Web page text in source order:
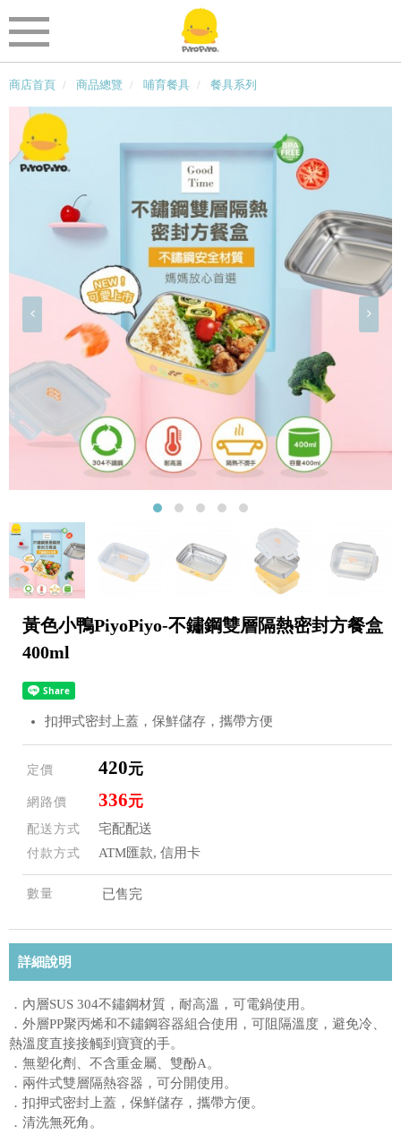
商店首頁 商品總覽 哺育餐具 餐具系列
黃色小鴨PiyoPiyo-不鏽鋼雙層隔熱密封方餐盒
400ml
扣押式密封上蓋，保鮮儲存，攜帶方便
定價 420元
網路價 336元
配送方式 宅配配送
付款方式 ATM匯款, 信用卡
數量 已售完
詳細說明
．內層SUS 304不鏽鋼材質，耐高溫，可電鍋使用。
．外層PP聚丙烯和不鏽鋼容器組合使用，可阻隔溫度，避免冷、
熱溫度直接接觸到寶寶的手。
．無塑化劑、不含重金屬、雙酚A。
．兩件式雙層隔熱容器，可分開使用。
．扣押式密封上蓋，保鮮儲存，攜帶方便。
．清洗無死角。